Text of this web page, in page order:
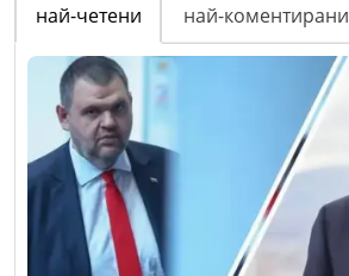
най-четени най-коментирани